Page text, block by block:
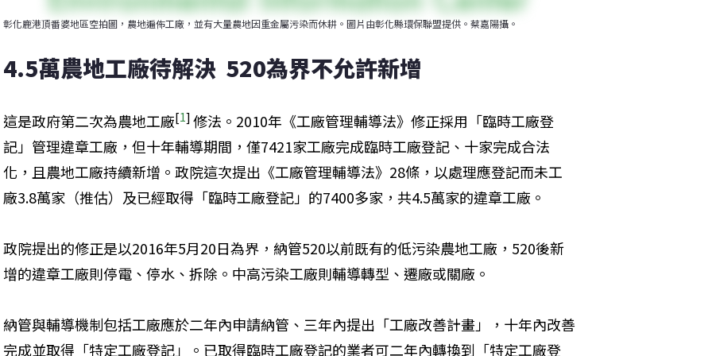
彰化鹿港頂番婆地區空拍圖，農地遍佈工廠，並有大量農地因重金屬污染而休耕。圖片由彰化縣環保聯盟提供。蔡嘉陽攝。
4.5萬農地工廠待解決  520為界不允許新增
這是政府第二次為農地工廠[1] 修法。2010年《工廠管理輔導法》修正採用「臨時工廠登
記」管理違章工廠，但十年輔導期間，僅7421家工廠完成臨時工廠登記、十家完成合法
化，且農地工廠持續新增。政院這次提出《工廠管理輔導法》28條，以處理應登記而未工
廠3.8萬家（推估）及已經取得「臨時工廠登記」的7400多家，共4.5萬家的違章工廠。
政院提出的修正是以2016年5月20日為界，納管520以前既有的低污染農地工廠，520後新
增的違章工廠則停電、停水、拆除。中高污染工廠則輔導轉型、遷廠或關廠。
納管與輔導機制包括工廠應於二年內申請納管、三年內提出「工廠改善計畫」，十年內改善
完成並取得「特定工廠登記」。已取得臨時工廠登記的業者可二年內轉換到「特定工廠登